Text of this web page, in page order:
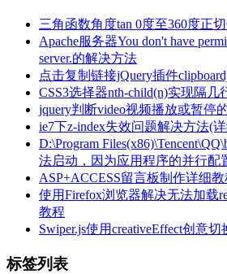
三角函数角度tan 0度至360度正
Apache服务器You don't have
server.的解决方法
点击复制链接jQuery插件
CSS3选择器nth-child(n)实现隔几
jquery判断video视频播放或暂停
ie7下z-index失效问题解决方法(
D:\Program
法启动，因为应用程序的并行配
ASP+ACCESS留言板制作详细教
使用Firefox浏览器解决无法加载
教程
Swiper.js使用creativeEffect创意
标签列表